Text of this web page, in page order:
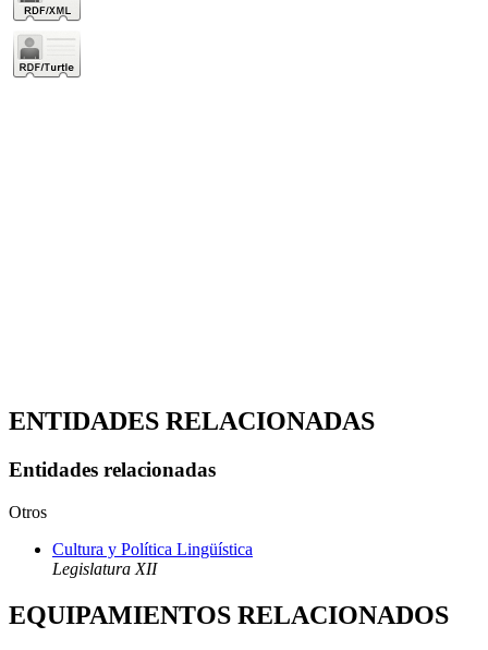
ENTIDADES RELACIONADAS
Entidades relacionadas
Otros
Cultura y Política Lingüística
Legislatura XII
EQUIPAMIENTOS RELACIONADOS